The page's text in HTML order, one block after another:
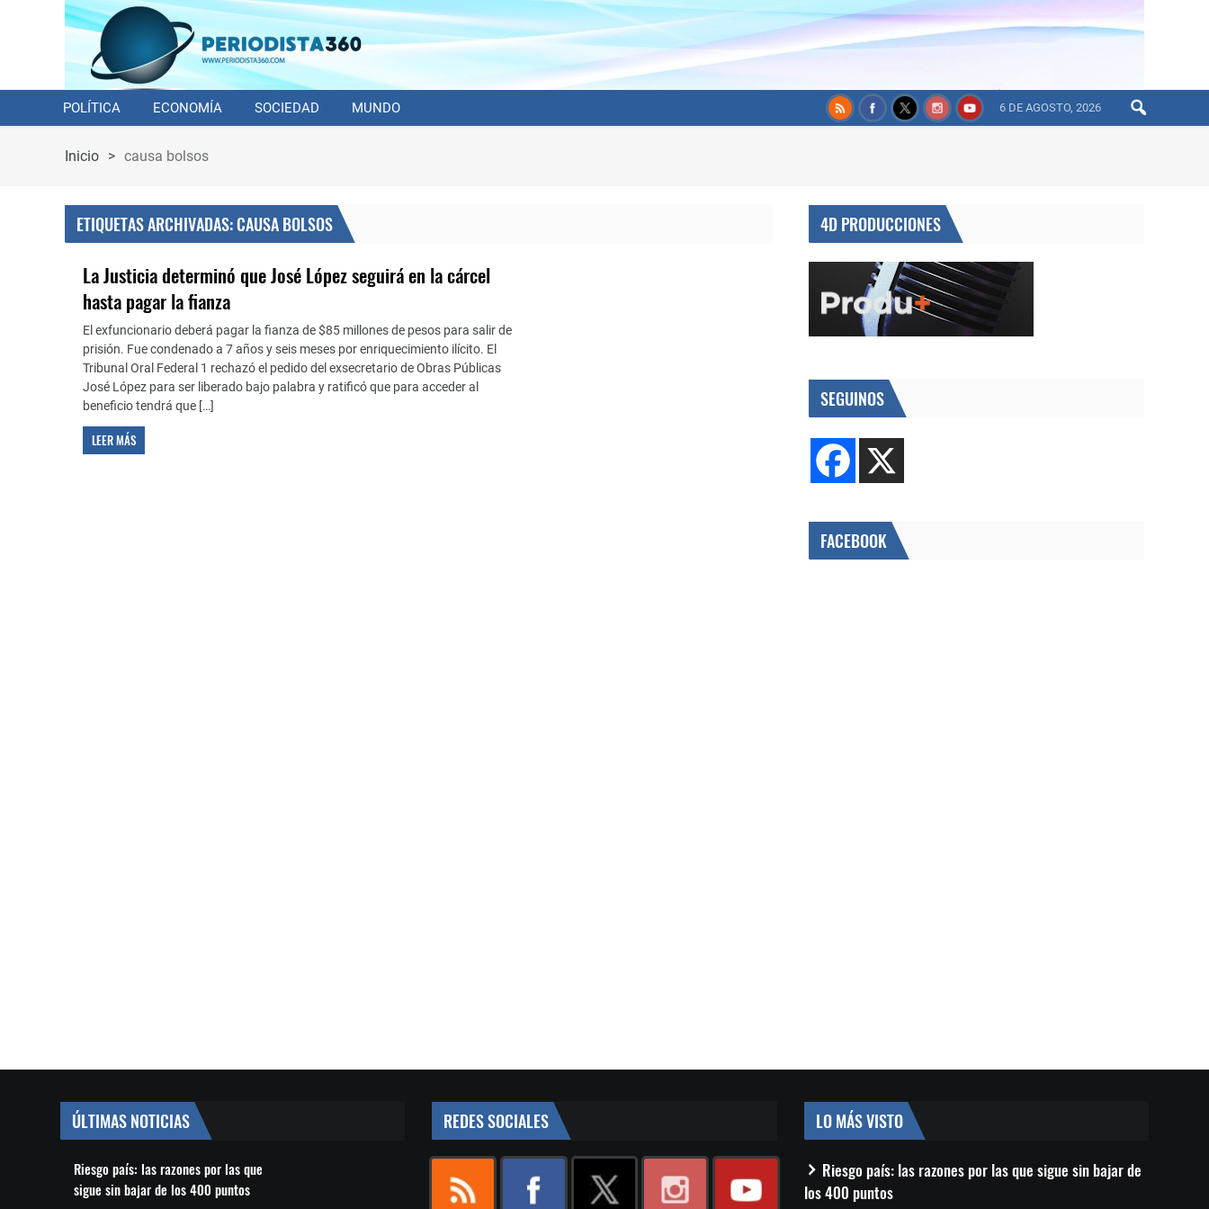
POLÍTICA ECONOMÍA SOCIEDAD MUNDO 6 DE AGOSTO, 2026
Inicio > causa bolsos
ETIQUETAS ARCHIVADAS: CAUSA BOLSOS
La Justicia determinó que José López seguirá en la cárcel
hasta pagar la fianza
El exfuncionario deberá pagar la fianza de $85 millones de pesos para salir de
prisión. Fue condenado a 7 años y seis meses por enriquecimiento ilícito. El
Tribunal Oral Federal 1 rechazó el pedido del exsecretario de Obras Públicas
José López para ser liberado bajo palabra y ratificó que para acceder al
beneficio tendrá que […]
LEER MÁS
4D PRODUCCIONES
SEGUINOS
FACEBOOK
ÚLTIMAS NOTICIAS
Riesgo país: las razones por las que
sigue sin bajar de los 400 puntos
REDES SOCIALES LO MÁS VISTO
Riesgo país: las razones por las que sigue sin bajar de
los 400 puntos